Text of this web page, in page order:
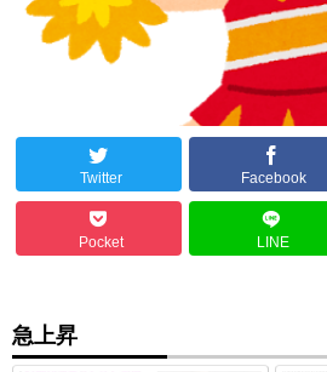
Twitter Facebook
Pocket LINE
急上昇